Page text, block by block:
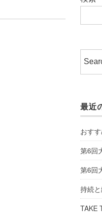
最近
おす
第6回
第6回
持続
TAKE